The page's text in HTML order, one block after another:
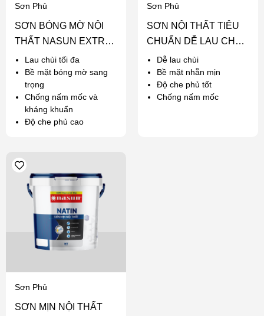
Sơn Phủ
SƠN BÓNG MỜ NỘI
THẤT NASUN EXTRA
CLEAN
Lau chùi tối đa
Bề mặt bóng mờ sang
trọng
Chống nấm mốc và
kháng khuẩn
Độ che phủ cao
Sơn Phủ
SƠN NỘI THẤT TIÊU
CHUẨN DỄ LAU CHÙI
NASUN ECO IN
Dễ lau chùi
Bề mặt nhẵn mịn
Độ che phủ tốt
Chống nấm mốc
Sơn Phủ
SƠN MỊN NỘI THẤT